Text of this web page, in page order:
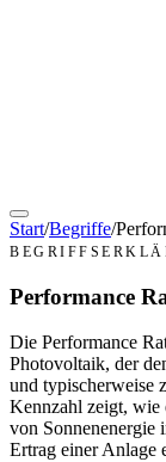
Start/Begriffe/
Performance
Die Performance
Photovoltaik, der
und typischerweise
Kennzahl zeigt, wie
von Sonnenenergie
Ertrag einer Anlage